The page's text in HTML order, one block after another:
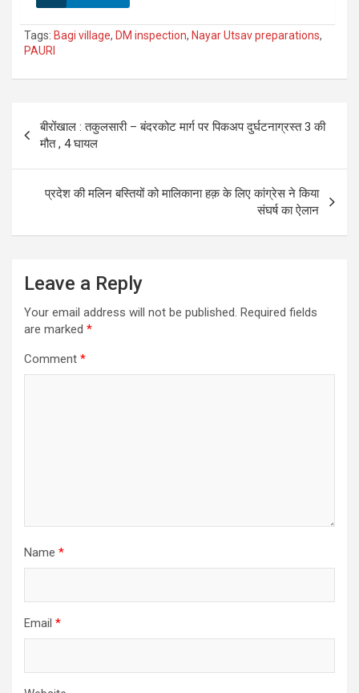
Tags: Bagi village, DM inspection, Nayar Utsav preparations,
PAURI
Post
navigation
बीरोंखाल : तकुलसारी – बंदरकोट मार्ग पर पिकअप दुर्घटनाग्रस्त 3 की
मौत , 4 घायल
प्रदेश की मलिन बस्तियों को मालिकाना हक़ के लिए कांग्रेस ने किया
संघर्ष का ऐलान
Leave a Reply
Your email address will not be published. Required fields
are marked *
Comment *
Name *
Email *